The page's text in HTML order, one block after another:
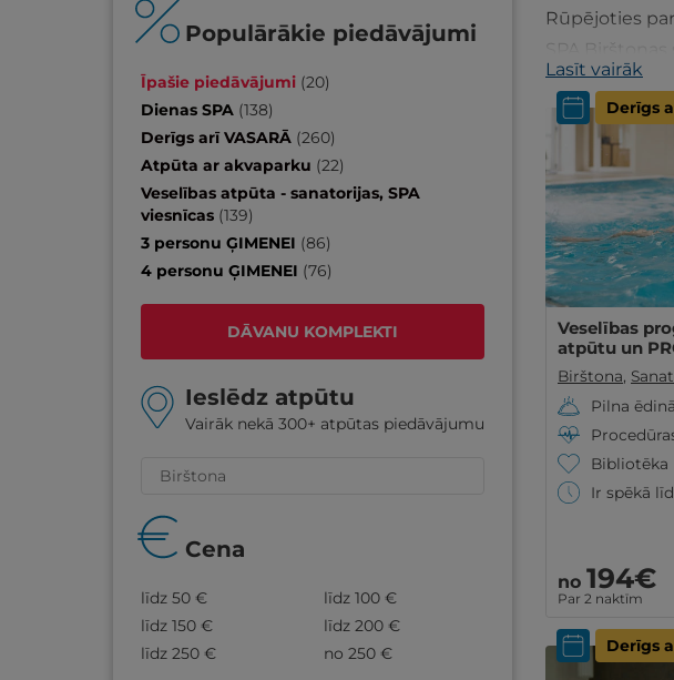
Populārākie piedāvājumi
Īpašie piedāvājumi (20)
Dienas SPA (138)
Derīgs arī VASARĀ (260)
Atpūta ar akvaparku (22)
Veselības atpūta - sanatorijas, SPA
viesnīcas (139)
3 personu ĢIMENEI (86)
4 personu ĢIMENEI (76)
DĀVANU KOMPLEKTI
Ieslēdz atpūtu
Vairāk nekā 300+ atpūtas piedāvājumu
Cena
līdz 50 €
līdz 100 €
līdz 150 €
līdz 200 €
līdz 250 €
no 250 €
Rūpējoties
SPA
Lasīt vairāk
Derīgs
Veselības
atpūtu un
Birštona,
Pilna
Bibliotēka
Ir spēkā
no 194€
Par 2 naktīm
Derīgs